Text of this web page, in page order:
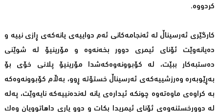
کردووە.
کارگێری ئەرسیناڵ لە ئەنجامەکانی ئەم دواییەی یانەکەی ڕازی نییە و
دەیانەوێت ئۆنای ئیمری دوور بخەنەوە و مۆرینیۆ لە شوێنی
دەستبەکار ببێت، لە کۆبوونەوەکەشدا مۆرینیۆ پلانی خۆی بۆ
بەڕێوبەرە وەرزشییەکەی ئەرسیناڵ خستۆتە ڕوو، بەڵام کۆبوونەوەکە
بە کراوەی ماوەتەوە چونکە ئیدارەی یانە لەندەنییەکە نایەوێت، پەلە
لە دوورخستنەوەی ئۆنای ئیمریدا بکات و دوو یاری داهاتوویان وەک